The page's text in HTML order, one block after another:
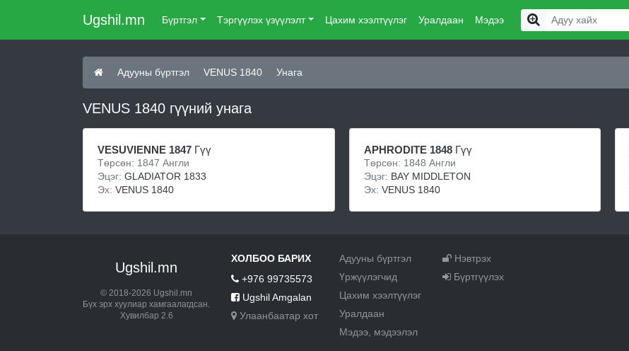
Ugshil.mn Бүртгэл Тэргүүлэх үзүүлэлт Цахим хээлтүүлэг Уралдаан Мэдээ
Адууны бүртгэл VENUS 1840 Унага
VENUS 1840 гүүний унага
VESUVIENNE 1847 Гүү
Төрсөн: 1847 Англи
Эцэг: GLADIATOR 1833
Эх: VENUS 1840
APHRODITE 1848Гүү
Төрсөн: 1848 Англи
Эцэг: BAY MIDDLETON
Эх: VENUS 1840
Ugshil.mn
© 2018-2026 Ugshil.mn
Бүх эрх хуулиар хамгаалагдсан.
Хувилбар 2.6
ХОЛБОО БАРИХ
+976 99735573
Ugshil Amgalan
Улаанбаатар хот
Адууны бүртгэл
Үржүүлэгчид
Цахим хээлтүүлэг
Уралдаан
Мэдээ, мэдээлэл
Нэвтрэх
Бүртгүүлэх